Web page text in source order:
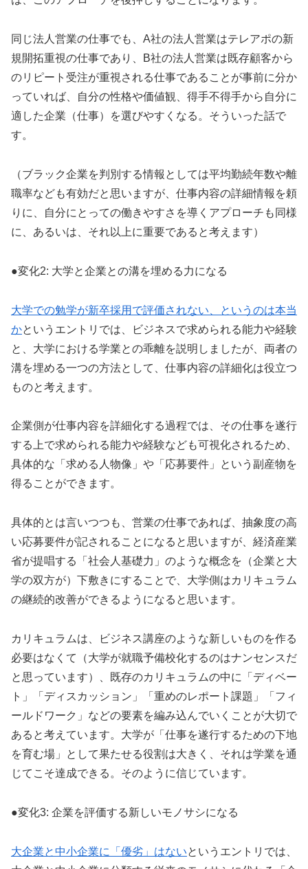
同じ法人営業の仕事でも、A社の法人営業はテレアポの新
規開拓重視の仕事であり、B社の法人営業は既存顧客から
のリピート受注が重視される仕事であることが事前に分か
っていれば、自分の性格や価値観、得手不得手から自分に
適した企業（仕事）を選びやすくなる。そういった話で
す。
（ブラック企業を判別する情報としては平均勤続年数や離
職率なども有効だと思いますが、仕事内容の詳細情報を頼
りに、自分にとっての働きやすさを導くアプローチも同様
に、あるいは、それ以上に重要であると考えます）
●変化2: 大学と企業との溝を埋める力になる
大学での勉学が新卒採用で評価されない、というのは本当
かというエントリでは、ビジネスで求められる能力や経験
と、大学における学業との乖離を説明しましたが、両者の
溝を埋める一つの方法として、仕事内容の詳細化は役立つ
ものと考えます。
企業側が仕事内容を詳細化する過程では、その仕事を遂行
する上で求められる能力や経験なども可視化されるため、
具体的な「求める人物像」や「応募要件」という副産物を
得ることができます。
具体的とは言いつつも、営業の仕事であれば、抽象度の高
い応募要件が記されることになると思いますが、経済産業
省が提唱する「社会人基礎力」のような概念を（企業と大
学の双方が）下敷きにすることで、大学側はカリキュラム
の継続的改善ができるようになると思います。
カリキュラムは、ビジネス講座のような新しいものを作る
必要はなくて（大学が就職予備校化するのはナンセンスだ
と思っています）、既存のカリキュラムの中に「ディベー
ト」「ディスカッション」「重めのレポート課題」「フィ
ールドワーク」などの要素を編み込んでいくことが大切で
あると考えています。大学が「仕事を遂行するための下地
を育む場」として果たせる役割は大きく、それは学業を通
じてこそ達成できる。そのように信じています。
●変化3: 企業を評価する新しいモノサシになる
大企業と中小企業に「優劣」はないというエントリでは、